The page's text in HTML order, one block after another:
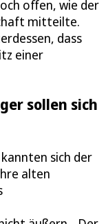
offen, wie der
mitteilte.
dass
einer
sollen sich
sich der
alten